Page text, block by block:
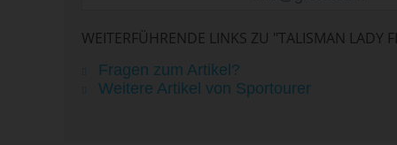
WEITERFÜHRENDE LINKS ZU "TALISMAN LADY
Fragen zum Artikel?
Weitere Artikel von Sportourer